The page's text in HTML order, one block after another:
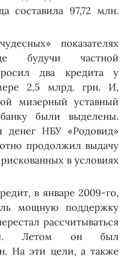
составила 97,72 млн.
показателях
будучи частной
два кредита у
2,5 млрд. грн. И,
мизерный уставный
были выделены.
денег НБУ «Родовид»
продолжил выдачу
в условиях
в январе 2009-го,
мощную поддержку
рассчитываться
Летом он был
На эти цели, а также